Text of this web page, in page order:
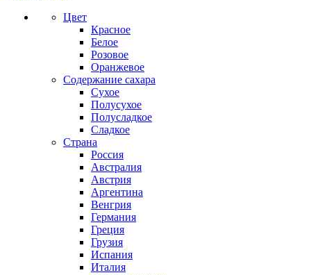
Цвет
Красное
Белое
Розовое
Оранжевое
Содержание сахара
Сухое
Полусухое
Полусладкое
Сладкое
Страна
Россия
Австралия
Австрия
Аргентина
Венгрия
Германия
Греция
Грузия
Испания
Италия